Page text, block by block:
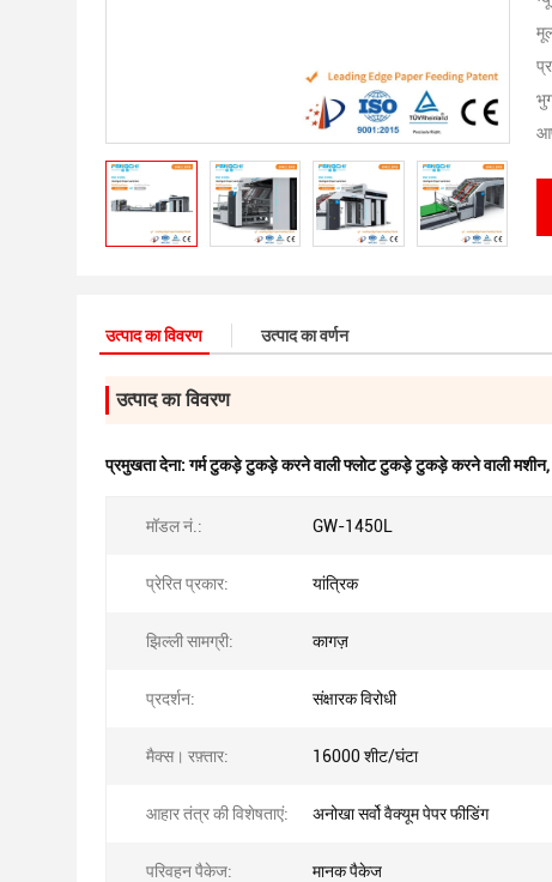
उत्पाद का विवरण उत्पाद का वर्णन
उत्पाद का विवरण
प्रमुखता देना:गर्म टुकड़े टुकड़े करने वाली फ्लोट टुकड़े टुकड़े करने वाली मशीन,
मॉडल नं.: GW-1450L
प्रेरित प्रकार: यांत्रिक
झिल्ली सामग्री: कागज़
प्रदर्शन: संक्षारक विरोधी
मैक्स। रफ़्तार: 16000 शीट/घंटा
आहार तंत्र की विशेषताएं: अनोखा सर्वो वैक्यूम पेपर फीडिंग
परिवहन पैकेज: मानक पैकेज